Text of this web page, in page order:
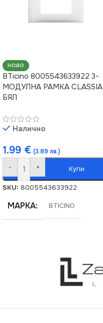
НОВО
BTicino 8005543633922 3-
МОДУЛНА РАМКА CLASSIA
БЯЛ
Налично
1.99 € (3.89 лв.)
- + Купи
SKU: 8005543633922
МАРКА BTICINO